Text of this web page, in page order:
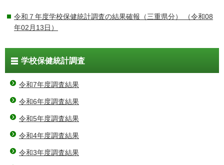
令和７年度学校保健統計調査の結果確報（三重県分）
（令和08
年02月13日）
学校保健統計調査
令和7年度調査結果
令和6年度調査結果
令和5年度調査結果
令和4年度調査結果
令和3年度調査結果